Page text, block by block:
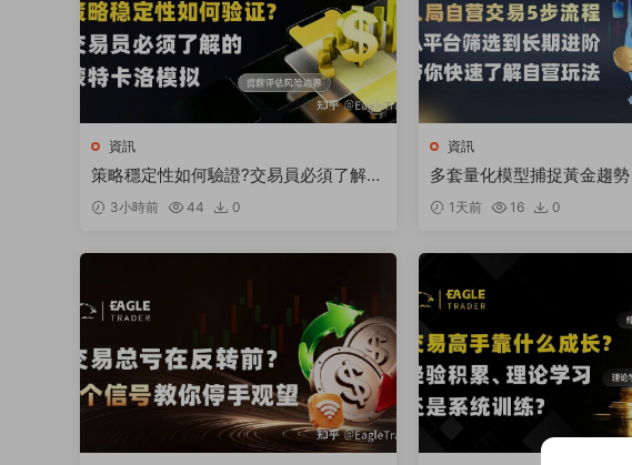
資訊
策略穩定性如何驗證?交易員必須了解的
蒙特卡洛模拟
3小時前 44 0
資訊
多套量化模型捕捉黃金趨
狼】何以跻身明星信号源榜
1天前 16 0